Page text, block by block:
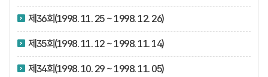
제36회(1998. 11. 25 ~ 1998. 12. 26)
제35회(1998. 11. 12 ~ 1998. 11. 14)
제34회(1998. 10. 29 ~ 1998. 11. 05)